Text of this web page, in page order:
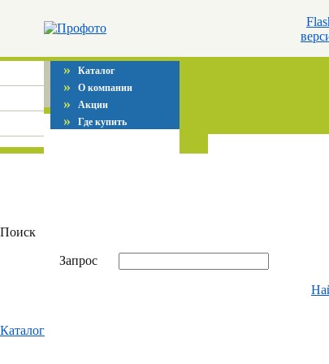
» Каталог
» О компании
» Акции
» Где купить
Поиск
Запрос
Каталог